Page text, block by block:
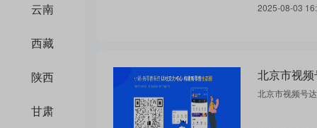
云南
西藏
陕西
甘肃
2025-08-03
北京市视
北京市视频号